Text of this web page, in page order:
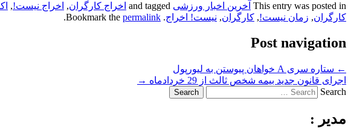
This entry was posted in آخرین اخبار ورزشی اخراج کارگران, اخراج نیست!,
کارگران, زمان نیست!, کارگران, نیست! اخراج. Bookmark the
permalink
.
Post navigation
← ستاره سری A خواهان پیوستن به لیورپول
اجرای قانون جدید بیمه شخص ثالث از 29 خردادماه
→
Search
مدیر :